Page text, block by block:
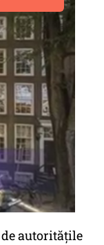
autorităţile